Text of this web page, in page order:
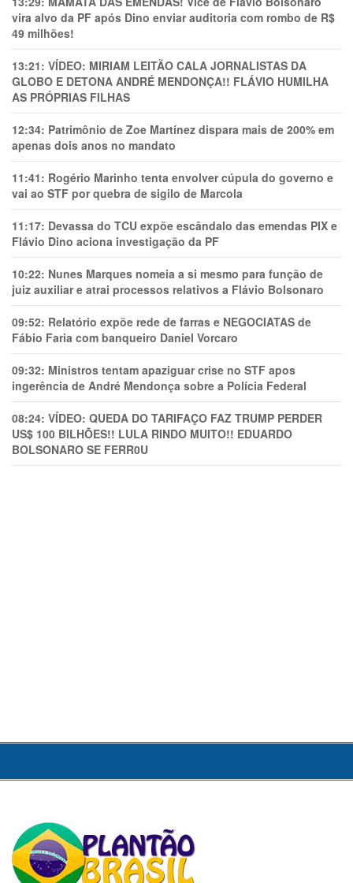
vira alvo da PF após Dino enviar auditoria com rombo de R$
49 milhões!
13:21: VÍDEO: MIRIAM LEITÃO CALA JORNALISTAS DA
GLOBO E DETONA ANDRÉ MENDONÇA!! FLÁVIO HUMILHA
AS PRÓPRIAS FILHAS
12:34: Patrimônio de Zoe Martínez dispara mais de 200% em
apenas dois anos no mandato
11:41: Rogério Marinho tenta envolver cúpula do governo e
vai ao STF por quebra de sigilo de Marcola
11:17: Devassa do TCU expõe escândalo das emendas PIX e
Flávio Dino aciona investigação da PF
10:22: Nunes Marques nomeia a si mesmo para função de
juiz auxiliar e atrai processos relativos a Flávio Bolsonaro
09:52: Relatório expõe rede de farras e NEGOCIATAS de
Fábio Faria com banqueiro Daniel Vorcaro
09:32: Ministros tentam apaziguar crise no STF apos
ingerência de André Mendonça sobre a Polícia Federal
08:24: VÍDEO: QUEDA DO TARIFAÇO FAZ TRUMP PERDER
US$ 100 BILHÕES!! LULA RINDO MUITO!! EDUARDO
BOLSONARO SE FERR0U